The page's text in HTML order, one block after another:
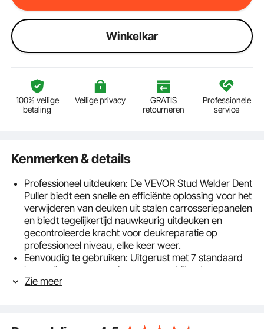
Winkelkar
100% veilige
betaling
Veilige privacy
GRATIS
retourneren
Professionele
service
Kenmerken & details
Professioneel uitdeuken: De VEVOR Stud Welder Dent
Puller biedt een snelle en efficiënte oplossing voor het
verwijderen van deuken uit stalen carrosseriepanelen
en biedt tegelijkertijd nauwkeurig uitdeuken en
gecontroleerde kracht voor deukreparatie op
professioneel niveau, elke keer weer.
Eenvoudig te gebruiken: Uitgerust met 7 standaard
lasmodi voor aanpassing aan verschillende
lasbouten, eenvoudig te gebruiken bedieningspaneel.
Zie meer